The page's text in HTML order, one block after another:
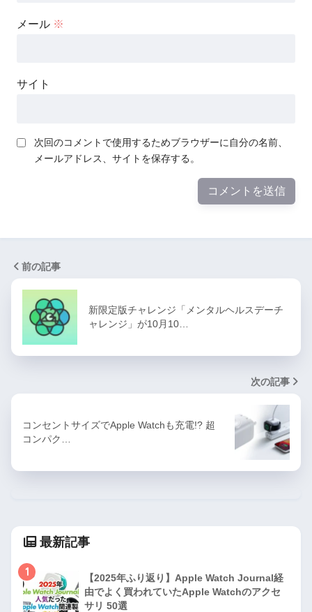
メール ※
サイト
次回のコメントで使用するためブラウザーに自分の名前、
メールアドレス、サイトを保存する。
前の記事
新限定版チャレンジ「メンタルヘルスデーチ
ャレンジ」が10月10…
次の記事
コンセントサイズでApple Watchも充電!? 超
コンパク…
最新記事
1
【2025年ふり返り】Apple Watch Journal経
由でよく買われていたApple Watchのアクセ
サリ 50選